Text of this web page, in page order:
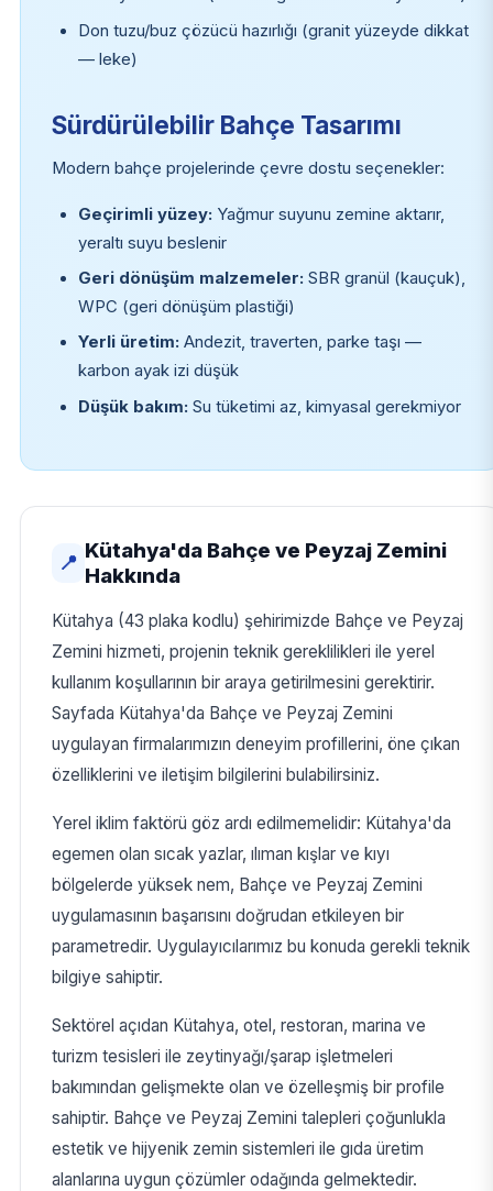
Don tuzu/buz çözücü hazırlığı (granit yüzeyde dikkat
— leke)
Sürdürülebilir Bahçe Tasarımı
Modern bahçe projelerinde çevre dostu seçenekler:
Geçirimli yüzey: Yağmur suyunu zemine aktarır,
yeraltı suyu beslenir
Geri dönüşüm malzemeler: SBR granül (kauçuk),
WPC (geri dönüşüm plastiği)
Yerli üretim: Andezit, traverten, parke taşı —
karbon ayak izi düşük
Düşük bakım: Su tüketimi az, kimyasal gerekmiyor
📍
Kütahya'da Bahçe ve Peyzaj Zemini
Hakkında
Kütahya (43 plaka kodlu) şehirimizde Bahçe ve Peyzaj
Zemini hizmeti, projenin teknik gereklilikleri ile yerel
kullanım koşullarının bir araya getirilmesini gerektirir.
Sayfada Kütahya'da Bahçe ve Peyzaj Zemini
uygulayan firmalarımızın deneyim profillerini, öne çıkan
özelliklerini ve iletişim bilgilerini bulabilirsiniz.
Yerel iklim faktörü göz ardı edilmemelidir: Kütahya'da
egemen olan sıcak yazlar, ılıman kışlar ve kıyı
bölgelerde yüksek nem, Bahçe ve Peyzaj Zemini
uygulamasının başarısını doğrudan etkileyen bir
parametredir. Uygulayıcılarımız bu konuda gerekli teknik
bilgiye sahiptir.
Sektörel açıdan Kütahya, otel, restoran, marina ve
turizm tesisleri ile zeytinyağı/şarap işletmeleri
bakımından gelişmekte olan ve özelleşmiş bir profile
sahiptir. Bahçe ve Peyzaj Zemini talepleri çoğunlukla
estetik ve hijyenik zemin sistemleri ile gıda üretim
alanlarına uygun çözümler odağında gelmektedir.